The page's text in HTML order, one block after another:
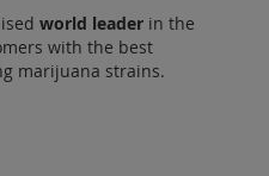
world leader in the
with the best
marijuana strains.